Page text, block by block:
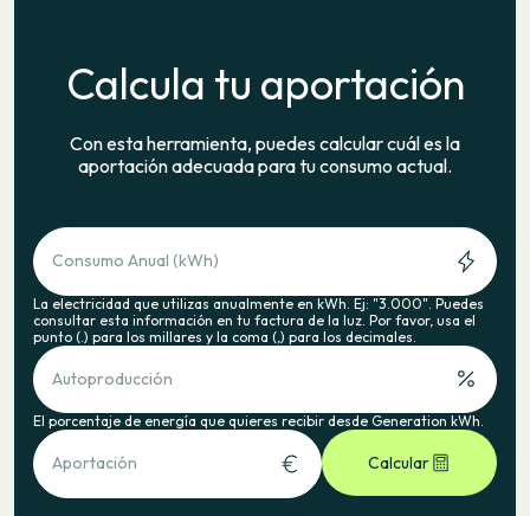
Calcula tu aportación
Con esta herramienta, puedes calcular cuál es la
aportación adecuada para tu consumo actual.
Consumo Anual (kWh)
La electricidad que utilizas anualmente en kWh. Ej: "3.000". Puedes
consultar esta información en tu factura de la luz. Por favor, usa el
punto (.) para los millares y la coma (,) para los decimales.
Autoproducción
El porcentaje de energía que quieres recibir desde Generation kWh.
Aportación Calcular